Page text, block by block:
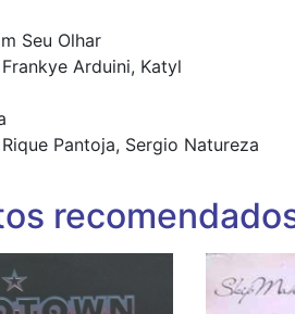
Seu Olhar
Arduini, Katyl
Pantoja, Sergio Natureza